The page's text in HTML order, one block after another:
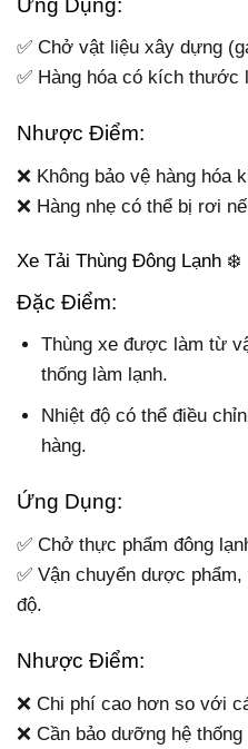
Ứng Dụng:
✅ Chở vật liệu xây dựng
✅ Hàng hóa có kích thước
Nhược Điểm:
❌ Không bảo vệ hàng hóa
❌ Hàng nhẹ có thể bị rơi
Xe Tải Thùng Đông Lạnh ❄️
Đặc Điểm:
Thùng xe được làm từ
thống làm lạnh.
Nhiệt độ có thể điều
hàng.
Ứng Dụng:
✅ Chở thực phẩm đông
✅ Vận chuyển dược
độ.
Nhược Điểm:
❌ Chi phí cao hơn so với
❌ Cần bảo dưỡng hệ